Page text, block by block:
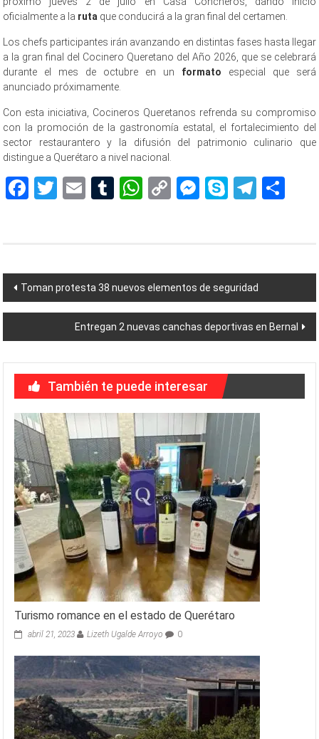
oficialmente a la ruta que conducirá a la gran final del certamen.
Los chefs participantes irán avanzando en distintas fases hasta llegar
a la gran final del Cocinero Queretano del Año 2026, que se celebrará
durante el mes de octubre en un formato especial que será
anunciado próximamente.
Con esta iniciativa, Cocineros Queretanos refrenda su compromiso
con la promoción de la gastronomía estatal, el fortalecimiento del
sector restaurantero y la difusión del patrimonio culinario que
distingue a Querétaro a nivel nacional.
Facebook
Twitter
EmailTumblr
WhatsApp
CopyMessenger
Skype
Navegación
de
entradas
Toman protesta 38 nuevos elementos de seguridad
Entregan 2 nuevas canchas deportivas en Bernal
También te puede interesar
Turismo romance en el estado de Querétaro
abril 21, 2023 Lizeth Ugalde Arroyo 0